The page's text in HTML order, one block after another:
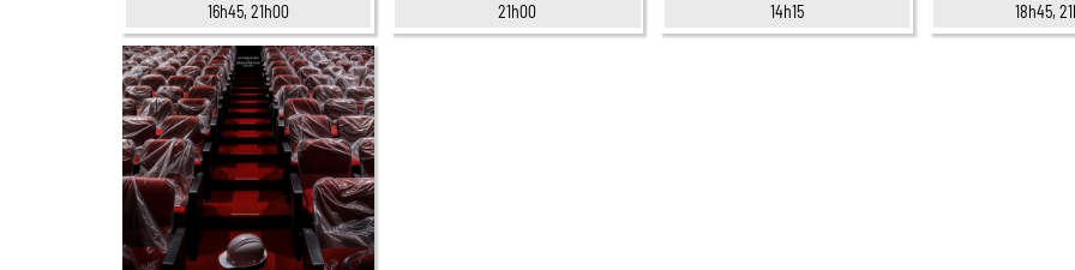
16h45, 21h00 21h00 14h15 18h45,